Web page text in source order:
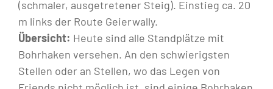
(schmaler, ausgetretener Steig). Einstieg ca. 20
m links der Route Geierwally.
Übersicht: Heute sind alle Standplätze mit
Bohrhaken versehen. An den schwierigsten
Stellen oder an Stellen, wo das Legen von